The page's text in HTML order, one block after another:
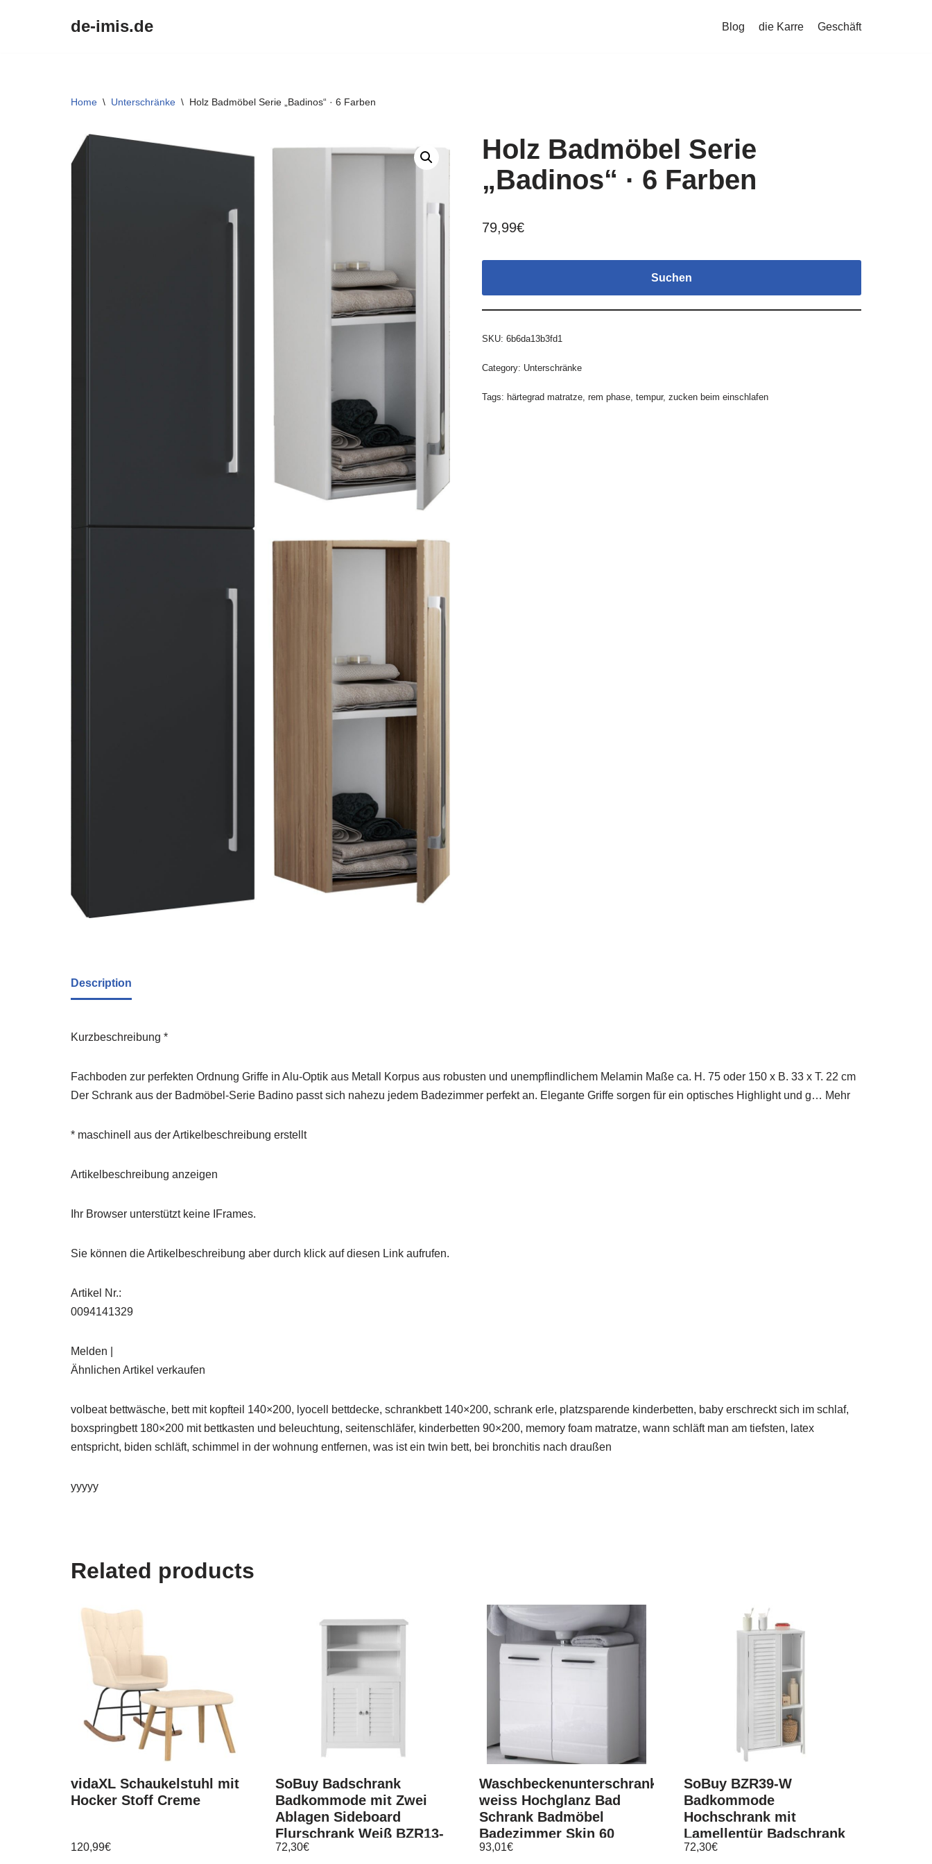
de-imis.de Blog die Karre Geschäft
Home \ Unterschränke \ Holz Badmöbel Serie „Badinos“ · 6 Farben
Holz Badmöbel Serie
„Badinos“ · 6 Farben
79,99€
Suchen
SKU: 6b6da13b3fd1
Category: Unterschränke
Tags: härtegrad matratze, rem phase, tempur, zucken beim einschlafen
Description
Kurzbeschreibung *
Fachboden zur perfekten Ordnung Griffe in Alu-Optik aus Metall Korpus aus robusten und unempflindlichem Melamin Maße ca. H. 75 oder 150 x B. 33 x T. 22 cm
Der Schrank aus der Badmöbel-Serie Badino passt sich nahezu jedem Badezimmer perfekt an. Elegante Griffe sorgen für ein optisches Highlight und g… Mehr
* maschinell aus der Artikelbeschreibung erstellt
Artikelbeschreibung anzeigen
Ihr Browser unterstützt keine IFrames.
Sie können die Artikelbeschreibung aber durch klick auf diesen Link aufrufen.
Artikel Nr.:
0094141329
Melden |
Ähnlichen Artikel verkaufen
volbeat bettwäsche, bett mit kopfteil 140×200, lyocell bettdecke, schrankbett 140×200, schrank erle, platzsparende kinderbetten, baby erschreckt sich im schlaf,
boxspringbett 180×200 mit bettkasten und beleuchtung, seitenschläfer, kinderbetten 90×200, memory foam matratze, wann schläft man am tiefsten, latex
entspricht, biden schläft, schimmel in der wohnung entfernen, was ist ein twin bett, bei bronchitis nach draußen
yyyyy
Related products
vidaXL Schaukelstuhl mit
Hocker Stoff Creme
120,99€
SoBuy Badschrank
Badkommode mit Zwei
Ablagen Sideboard
Flurschrank Weiß BZR13-
W
72,30€
Waschbeckenunterschrank
weiss Hochglanz Bad
Schrank Badmöbel
Badezimmer Skin 60
93,01€
SoBuy BZR39-W
Badkommode
Hochschrank mit
Lamellentür Badschrank
Aufbewahrungsschrank
72,30€